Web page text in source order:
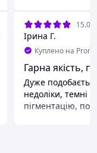
Ірина Г.
Куплено на
Гарна якість,
Дуже
недоліки, темні
пігментацію,